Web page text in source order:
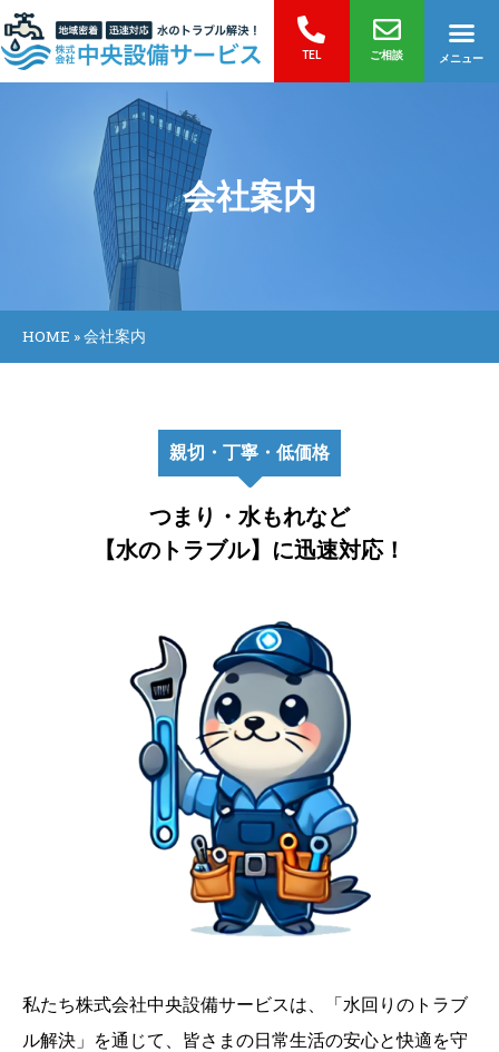
TEL ご相談 メニュー
会社案内
HOME »会社案内
親切・丁寧・低価格
つまり・水もれなど
【水のトラブル】に迅速対応！
私たち株式会社中央設備サービスは、「水回りのトラブ
ル解決」を通じて、皆さまの日常生活の安心と快適を守